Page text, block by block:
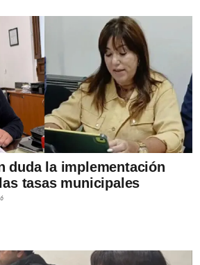
duda la implementación
tasas municipales